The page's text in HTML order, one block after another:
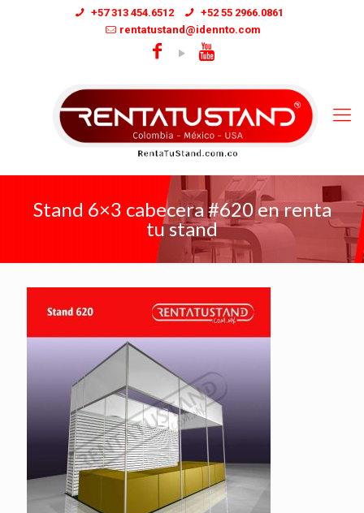
+57 313 454.6512
+52 55 2966.0861
rentatustand@idennto.com
Stand 6×3 cabecera #620 en renta
tu stand